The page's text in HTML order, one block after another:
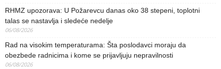
RHMZ upozorava: U Požarevcu danas oko 38 stepeni, toplotni
talas se nastavlja i sledeće nedelje
06/08/2026
Rad na visokim temperaturama: Šta poslodavci moraju da
obezbede radnicima i kome se prijavljuju nepravilnosti
06/08/2026